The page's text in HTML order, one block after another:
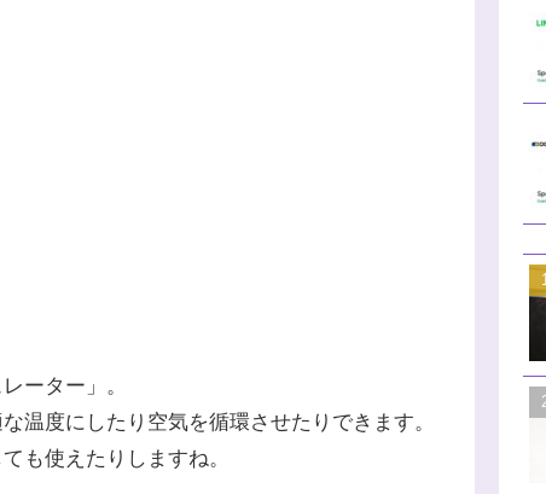
ーター」。
温度にしたり空気を循環させたりできます。
も使えたりしますね。